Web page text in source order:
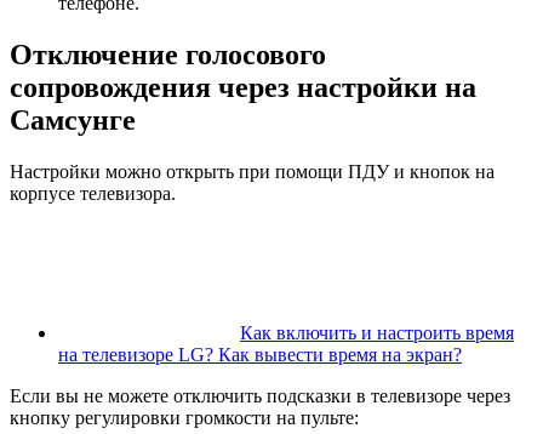
Отключение голосового
сопровождения через настройки на
Самсунге
Настройки можно открыть при помощи ПДУ и кнопок на
корпусе телевизора.
Как включить и настроить время
на телевизоре LG? Как вывести время на экран?
Если вы не можете отключить подсказки в телевизоре через
кнопку регулировки громкости на пульте: